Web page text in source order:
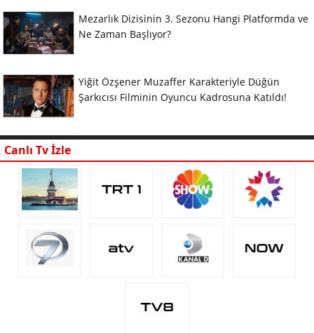
Mezarlık Dizisinin 3. Sezonu Hangi Platformda ve
Ne Zaman Başlıyor?
Yiğit Özşener Muzaffer Karakteriyle Düğün
Şarkıcısı Filminin Oyuncu Kadrosuna Katıldı!
Canlı Tv İzle